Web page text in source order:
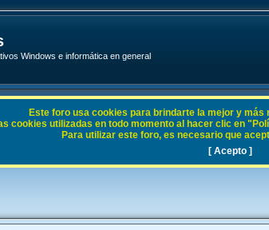
Windows e informática en general
Este foro usa cookies para brindarte la mejor y más
cookies utilizadas en todo momento al hacer clic en
Para utilizar este foro, es necesario que
[ Acepto ]